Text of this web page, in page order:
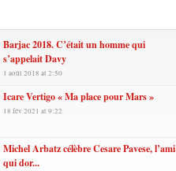
Barjac 2018. C’était un homme qui
s’appelait Davy
1 août 2018 at 2:50
Icare Vertigo « Ma place pour Mars »
18 fév 2021 at 9:22
Michel Arbatz célèbre Cesare Pavese, l’ami
qui dor...